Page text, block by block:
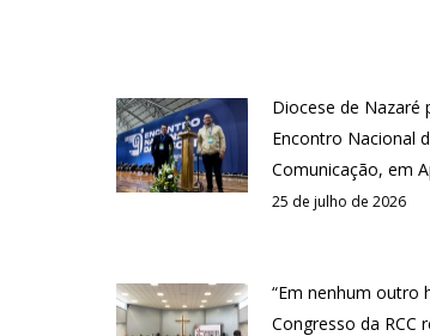
Diocese de Nazaré
Encontro Nacional
Comunicação, em
25 de julho de 2026
“Em nenhum outro
Congresso da RCC